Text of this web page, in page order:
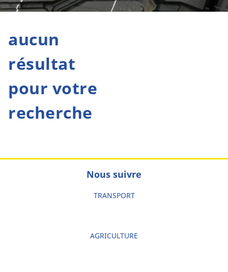
aucun
résultat
pour votre
recherche
Nous suivre
TRANSPORT
AGRICULTURE